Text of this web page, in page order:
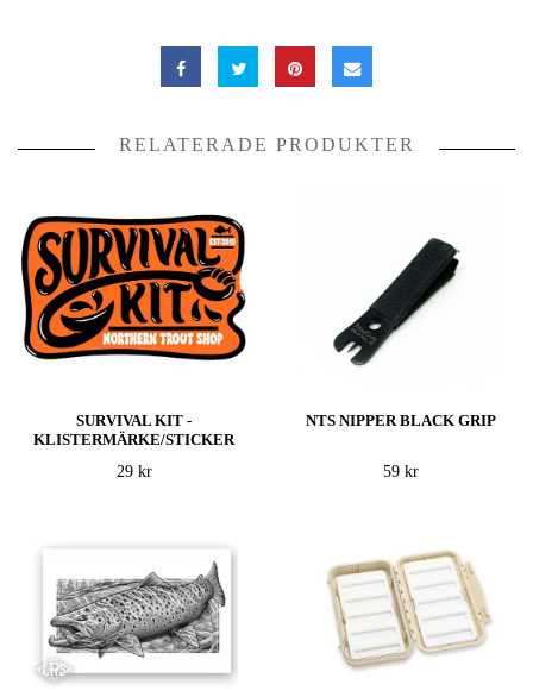
RELATERADE PRODUKTER
SURVIVAL KIT -
KLISTERMÄRKE/STICKER
29 kr
NTS NIPPER BLACK GRIP
59 kr